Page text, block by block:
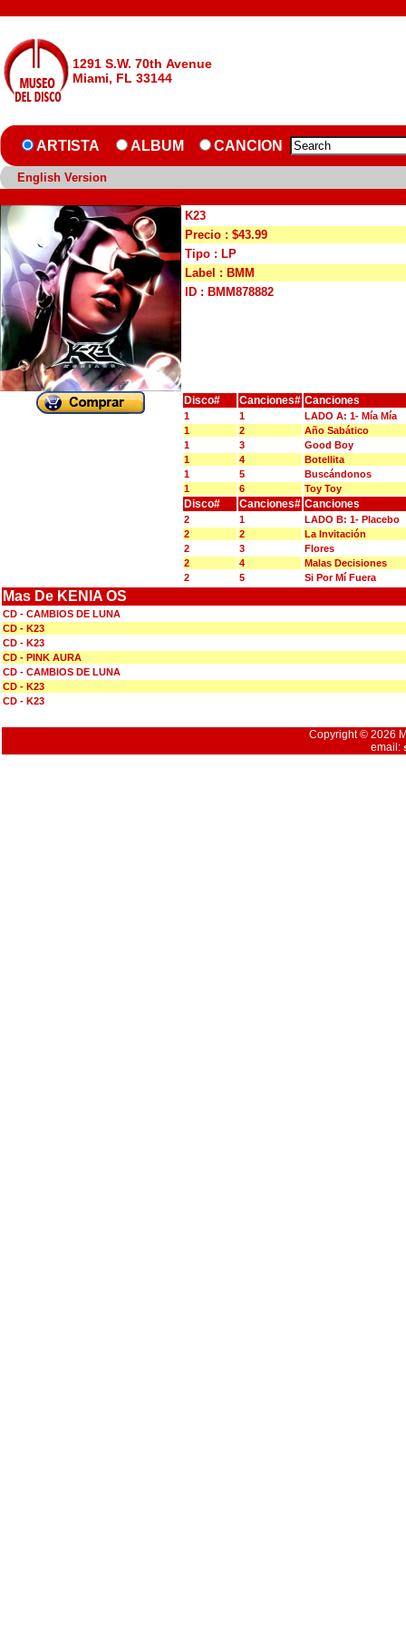
1291 S.W. 70th Avenue
Miami, FL 33144
ARTISTA ALBUM CANCION
English Version
K23
Precio : $43.99
Tipo : LP
Label : BMM
ID : BMM878882
Disco# Canciones# Canciones
1 1
LADO A: 1- Mía Mía
1
2
Año Sabático
1
3
Good Boy
1
4
Botellita
1
5
Buscándonos
1
6 Toy Toy
Disco# Canciones# Canciones
2 1
LADO B: 1- Placebo
2
2
La Invitación
2
3
Flores
2
4
Malas Decisiones
2
5 Si Por Mí Fuera
Mas De KENIA OS
CD - CAMBIOS DE LUNA
CD - K23
CD - K23
CD - PINK AURA
CD - CAMBIOS DE LUNA
CD - K23
CD - K23
Copyright © 2026
email: